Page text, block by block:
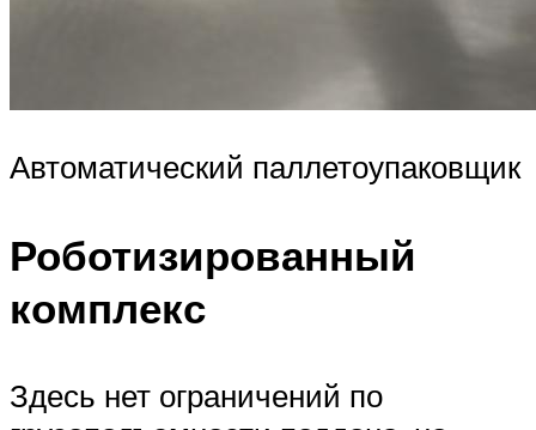
Автоматический паллетоупаковщик
Роботизированный
комплекс
Здесь нет ограничений по